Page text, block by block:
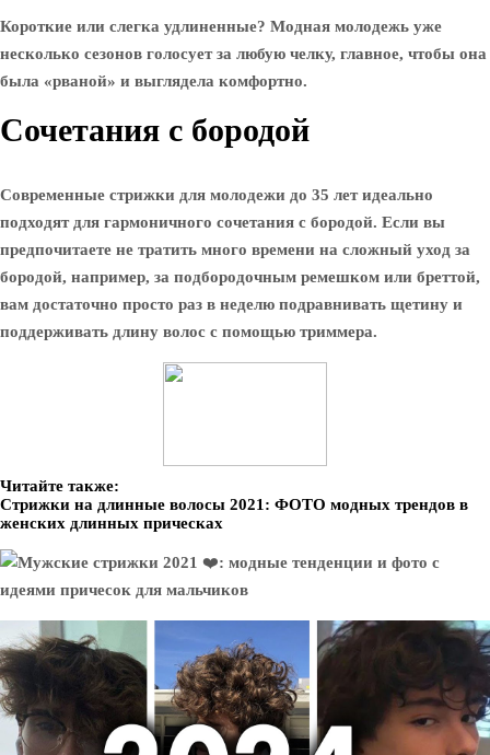
Короткие или слегка удлиненные? Модная молодежь уже
несколько сезонов голосует за любую челку, главное, чтобы она
была «рваной» и выглядела комфортно.
Сочетания с бородой
Современные стрижки для молодежи до 35 лет идеально
подходят для гармоничного сочетания с бородой. Если вы
предпочитаете не тратить много времени на сложный уход за
бородой, например, за подбородочным ремешком или бреттой,
вам достаточно просто раз в неделю подравнивать щетину и
поддерживать длину волос с помощью триммера.
Читайте также:
Стрижки на длинные волосы 2021: ФОТО модных трендов в
женских длинных прическах